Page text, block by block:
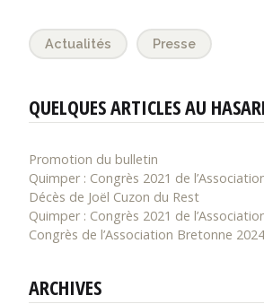
Actualités Presse
QUELQUES ARTICLES AU
Promotion du bulletin
Quimper : Congrès 2021 de
Décès de Joël Cuzon du Rest
Quimper : Congrès 2021 de
Congrès de l’Association Bretonne 2024
ARCHIVES